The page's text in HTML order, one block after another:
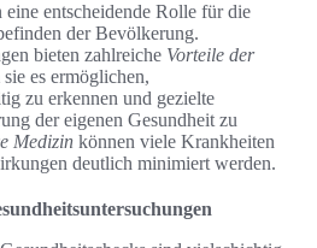
eine entscheidende Rolle für die
der Bevölkerung.
bieten zahlreiche Vorteile der
es ermöglichen,
zu erkennen und gezielte
der eigenen Gesundheit zu
Medizin können viele Krankheiten
deutlich minimiert werden.